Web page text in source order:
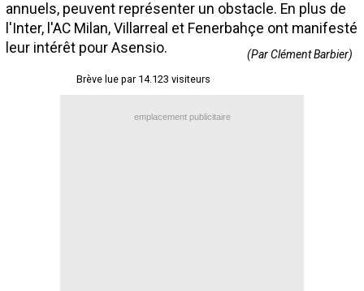
annuels, peuvent représenter un obstacle. En plus de
l'Inter, l'AC Milan, Villarreal et Fenerbahçe ont manifesté
leur intérêt pour Asensio.
(Par Clément Barbier)
Brève lue par 14.123 visiteurs
emplacement publicitaire
Paramètrages / Options
Contact / Signaler un bug
Recrutement Maxifoot